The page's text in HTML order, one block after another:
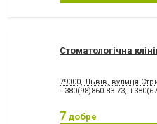
Стоматологічна
79000, Львів, вулиця
+380(98)860-83-73,
7 добре